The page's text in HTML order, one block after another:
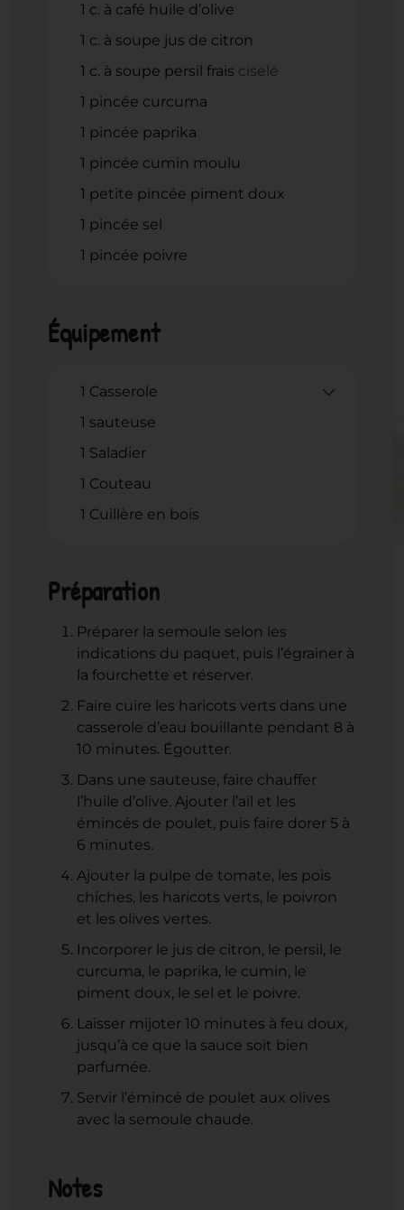
1 c. à café huile d’olive
1 c. à soupe jus de citron
1 c. à soupe persil frais ciselé
1 pincée curcuma
1 pincée paprika
1 pincée cumin moulu
1 petite pincée piment doux
1 pincée sel
1 pincée poivre
Équipement
1 Casserole
1 sauteuse
1 Saladier
1 Couteau
1 Cuillère en bois
Préparation
Préparer la semoule selon les
indications du paquet, puis l’égrainer à
la fourchette et réserver.
Faire cuire les haricots verts dans une
casserole d’eau bouillante pendant 8 à
10 minutes. Égoutter.
Dans une sauteuse, faire chauffer
l’huile d’olive. Ajouter l’ail et les
émincés de poulet, puis faire dorer 5 à
6 minutes.
Ajouter la pulpe de tomate, les pois
chiches, les haricots verts, le poivron
et les olives vertes.
Incorporer le jus de citron, le persil, le
curcuma, le paprika, le cumin, le
piment doux, le sel et le poivre.
Laisser mijoter 10 minutes à feu doux,
jusqu’à ce que la sauce soit bien
parfumée.
Servir l’émincé de poulet aux olives
avec la semoule chaude.
Notes